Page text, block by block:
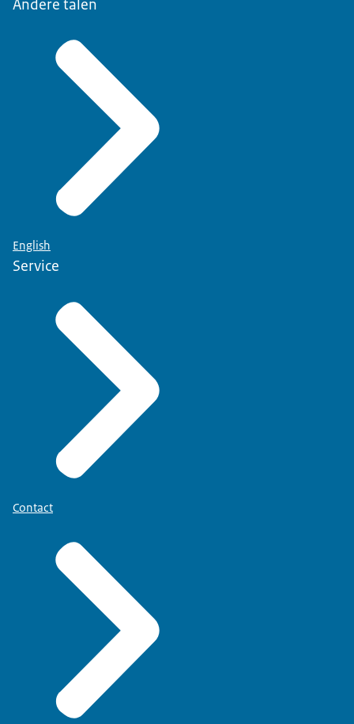
Andere talen
English
Service
Contact